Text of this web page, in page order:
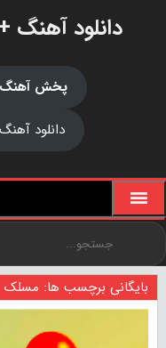
دانلود آهنگ
پخش آهنگ
دانلود
بایگانی برچسب ها: مسلک